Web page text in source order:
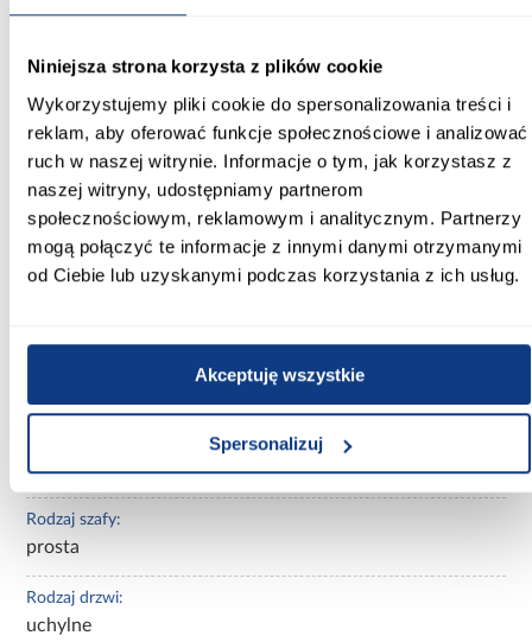
Niniejsza strona korzysta z plików cookie
Wykorzystujemy pliki cookie do spersonalizowania treści i
reklam, aby oferować funkcje społecznościowe i analizować
ruch w naszej witrynie. Informacje o tym, jak korzystasz z
naszej witryny, udostępniamy partnerom
społecznościowym, reklamowym i analitycznym. Partnerzy
mogą połączyć te informacje z innymi danymi otrzymanymi
od Ciebie lub uzyskanymi podczas korzystania z ich usług.
Akceptuję wszystkie
Spersonalizuj
190.00
Głębokość [cm]:
40.00
Wysokość [cm]:
245.50
Kolor frontów:
beżowe
Rodzaj szafy:
prosta
Rodzaj drzwi:
uchylne